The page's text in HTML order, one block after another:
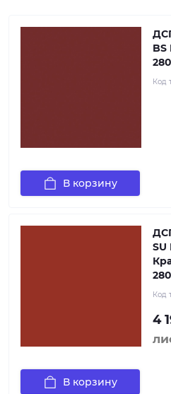
Код
В корзину
SU
Код
4
В корзину